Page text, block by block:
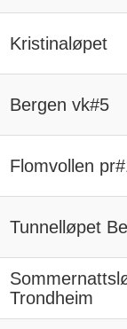
Kristinaløpet
Bergen vk#5
Flomvollen
Tunnelløpet
Trondheim